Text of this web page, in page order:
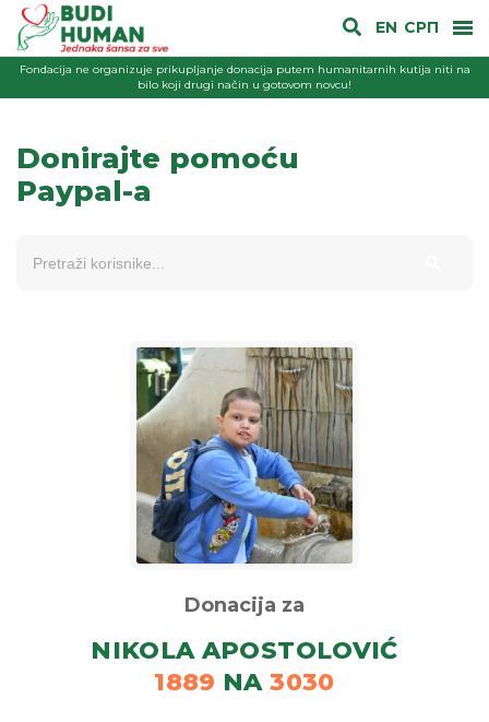
EN СРП
Fondacija ne organizuje prikupljanje donacija putem humanitarnih kutija niti na
bilo koji drugi način u gotovom novcu!
Donirajte pomoću
Paypal-a
Donacija za
NIKOLA APOSTOLOVIĆ
1889 NA 3030